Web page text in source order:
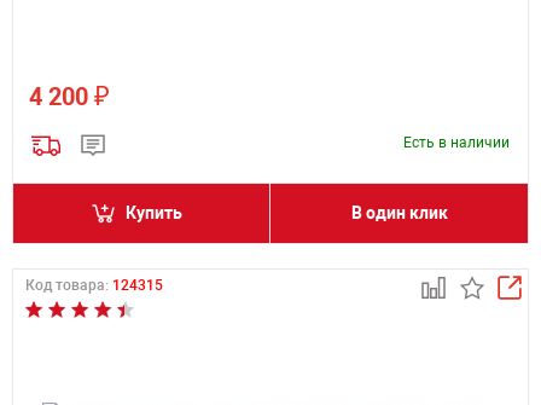
4 200 ₽
Есть в наличии
Купить В один клик
Код товара: 124315